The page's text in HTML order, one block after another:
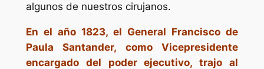
algunos de nuestros cirujanos.
En el año 1823, el General Francisco de
Paula Santander, como Vicepresidente
encargado del poder ejecutivo, trajo al